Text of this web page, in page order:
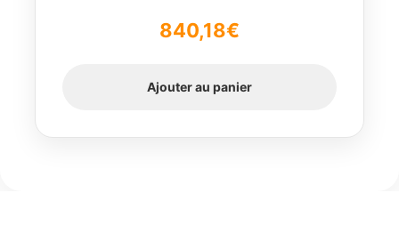
5
840,18€
Ajouter au panier